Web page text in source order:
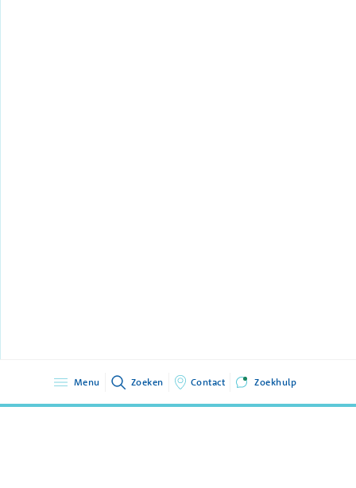
Menu Zoeken Contact Zoekhulp